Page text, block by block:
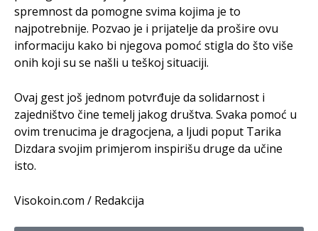
spremnost da pomogne svima kojima je to
najpotrebnije. Pozvao je i prijatelje da prošire ovu
informaciju kako bi njegova pomoć stigla do što više
onih koji su se našli u teškoj situaciji.
Ovaj gest još jednom potvrđuje da solidarnost i
zajedništvo čine temelj jakog društva. Svaka pomoć u
ovim trenucima je dragocjena, a ljudi poput Tarika
Dizdara svojim primjerom inspirišu druge da učine
isto.
Visokoin.com / Redakcija